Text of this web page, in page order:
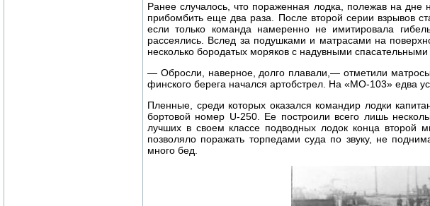
Ранее случалось, что пораженная лодка, полежав на дне
прибомбить еще два раза. После второй серии взрывов
если только команда намеренно не имитировала
рассеялись. Вслед за подушками и матрасами на
несколько бородатых моряков с надувными
— Обросли, наверное, долго плавали,— отметили
финского берега начался артобстрел. На «МО-103» едва
Пленные, среди которых оказался командир лодки
бортовой номер U-250. Ее построили всего лишь
лучших в своем классе подводных лодок конца второй
позволяло поражать торпедами суда по звуку, не
много бед.